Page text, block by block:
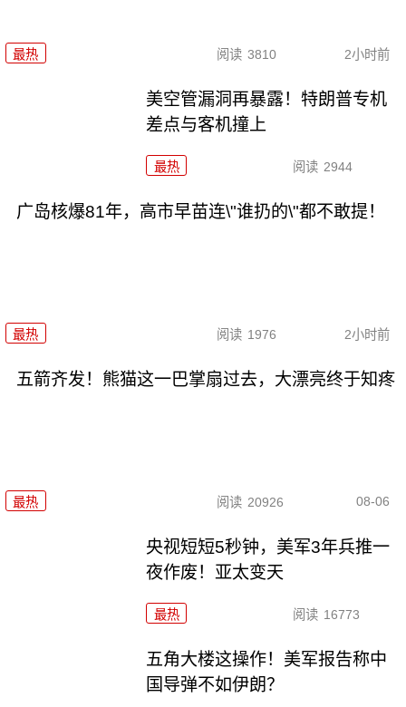
最热 阅读 3810 2小时前
美空管漏洞再暴露！特朗普专机
差点与客机撞上
最热 阅读 2944
广岛核爆81年，高市早苗连\"谁扔的\"都不敢提！
最热 阅读 1976 2小时前
五箭齐发！熊猫这一巴掌扇过去，大漂亮终于知疼
最热 阅读 20926 08-06
央视短短5秒钟，美军3年兵推一
夜作废！亚太变天
最热 阅读 16773
五角大楼这操作！美军报告称中
国导弹不如伊朗？